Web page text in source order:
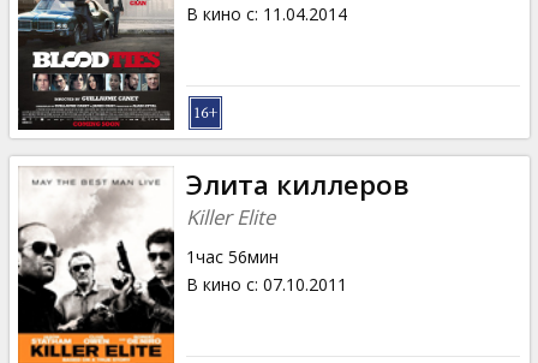
В кино с: 11.04.2014
Элита киллеров
Killer Elite
1час 56мин
В кино с: 07.10.2011